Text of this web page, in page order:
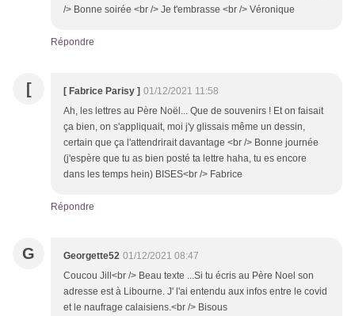
/> Bonne soirée <br /> Je t'embrasse <br /> Véronique
Répondre
[ [ Fabrice Parisy ] 01/12/2021 11:58
Ah, les lettres au Père Noël... Que de souvenirs ! Et on faisait
ça bien, on s'appliquait, moi j'y glissais même un dessin,
certain que ça l'attendrirait davantage <br /> Bonne journée
(j'espère que tu as bien posté ta lettre haha, tu es encore
dans les temps hein) BISES<br /> Fabrice
Répondre
G Georgette52 01/12/2021 08:47
Coucou Jill<br /> Beau texte ...Si tu écris au Père Noel son
adresse est à Libourne. J' l'ai entendu aux infos entre le covid
et le naufrage calaisiens.<br /> Bisous